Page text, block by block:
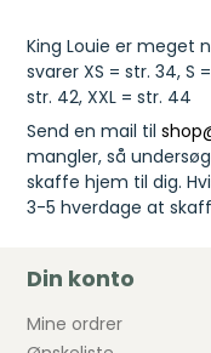
King Louie er meget
svarer XS = str. 34, S
str. 42, XXL = str. 44
Send en mail til
mangler, så
skaffe hjem til dig.
3-5 hverdage at
Din konto
Mine ordrer